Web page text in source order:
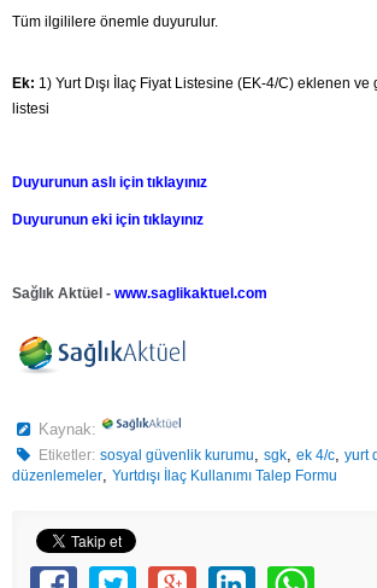
Tüm ilgililere önemle duyurulur.
Ek: 1) Yurt Dışı İlaç Fiyat Listesine (EK-4/C) eklenen
listesi
Duyurunun aslı için tıklayınız
Duyurunun eki için tıklayınız
Sağlık Aktüel - www.saglikaktuel.com
Kaynak:
Etiketler: sosyal güvenlik kurumu,sgk,ek 4/c,yurt
düzenlemeler, Yurtdışı İlaç Kullanımı Talep Formu